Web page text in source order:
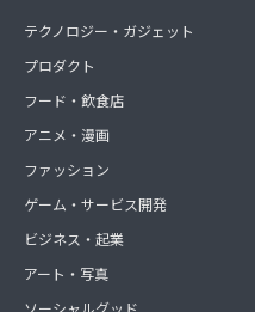
テクノロジー・ガジェット
プロダクト
フード・飲食店
アニメ・漫画
ファッション
ゲーム・サービス開発
ビジネス・起業
アート・写真
ソーシャルグッド